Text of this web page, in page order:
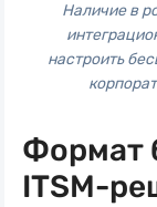
Наличие в
настроить
Формат
ITSM-